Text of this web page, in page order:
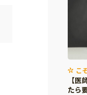
こ
【
たら